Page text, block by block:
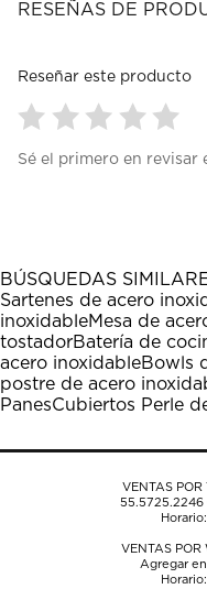
RESEÑAS DE
Reseñar este producto
para
1
estrella
Esta
acción
abrirá
el
formulario
de
para
estrellas.
Esta
acción
abrirá
el
formulario
de
para
estrellas.
Esta
acción
abrirá
el
formulario
de
para
estrellas.
Esta
acción
abrirá
el
formulario
de
para
Esta
acción
abrirá
el
de
Sé el primero en revisar
BÚSQUEDAS
Sartenes de acero
inoxidableMesa de
tostadorBatería de
acero inoxidableBowls
postre de acero
PanesCubiertos Perle
VENTAS
55.5725.2246
VENTAS
Agregar